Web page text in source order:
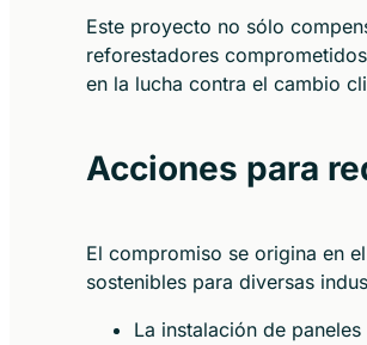
Este proyecto no sólo
reforestadores
en la lucha contra el cambio
Acciones para
El compromiso se origina en
sostenibles para diversas
La instalación de